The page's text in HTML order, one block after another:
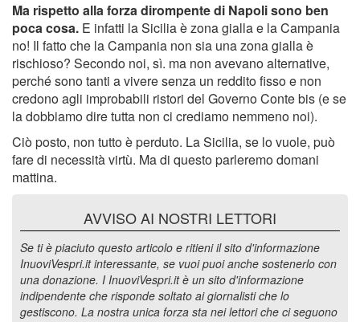
Ma rispetto alla forza dirompente di Napoli sono ben
poca cosa. E infatti la Sicilia è zona gialla e la Campania
no! Il fatto che la Campania non sia una zona gialla è
rischioso? Secondo noi, sì. ma non avevano alternative,
perché sono tanti a vivere senza un reddito fisso e non
credono agli improbabili ristori del Governo Conte bis (e se
la dobbiamo dire tutta non ci crediamo nemmeno noi).
Ciò posto, non tutto è perduto. La Sicilia, se lo vuole, può
fare di necessità virtù. Ma di questo parleremo domani
mattina.
AVVISO AI NOSTRI LETTORI
Se ti è piaciuto questo articolo e ritieni il sito d'informazione
InuoviVespri.it interessante, se vuoi puoi anche sostenerlo con
una donazione. I InuoviVespri.it è un sito d'informazione
indipendente che risponde soltato ai giornalisti che lo
gestiscono. La nostra unica forza sta nei lettori che ci seguono